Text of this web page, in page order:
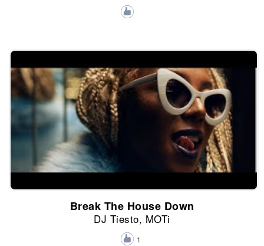
Break The House Down
DJ Tiesto, MOTi
1